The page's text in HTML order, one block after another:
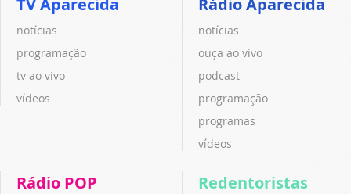
notícias
programação
tv ao vivo
vídeos
notícias
ouça ao vivo
podcast
programação
programas
vídeos
Rádio POP Redentoristas